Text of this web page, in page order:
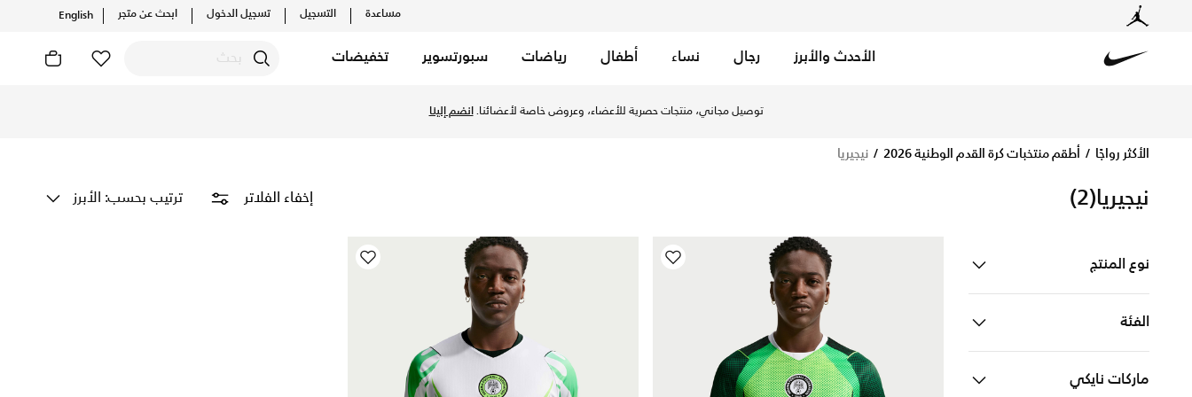
مساعدة التسجيل تسجيل الدخول ابحث عن متجر English
الأحدث والأبرز رجال نساء أطفال رياضات سبورتسوير تخفيضات
توصيل مجاني، منتجات حصرية للأعضاء، وعروض خاصة لأعضائنا.انضم إلينا
الأكثر رواجًا أطقم منتخبات كرة القدم الوطنية 2026 نيجيريا
نيجيريا(2) ترتيب بحسب: الأبرز
نوع المنتج
الفئة
ماركات نايكي